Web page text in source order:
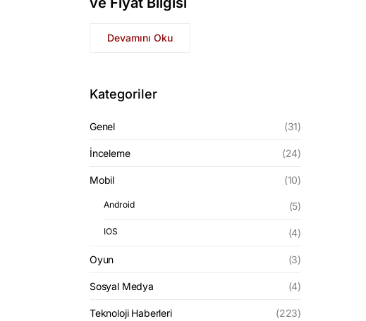
Devamını Oku
Kategoriler
Genel (31)
İnceleme (24)
Mobil (10)
Android (5)
IOS (4)
Oyun (3)
Sosyal Medya (4)
Teknoloji Haberleri (223)